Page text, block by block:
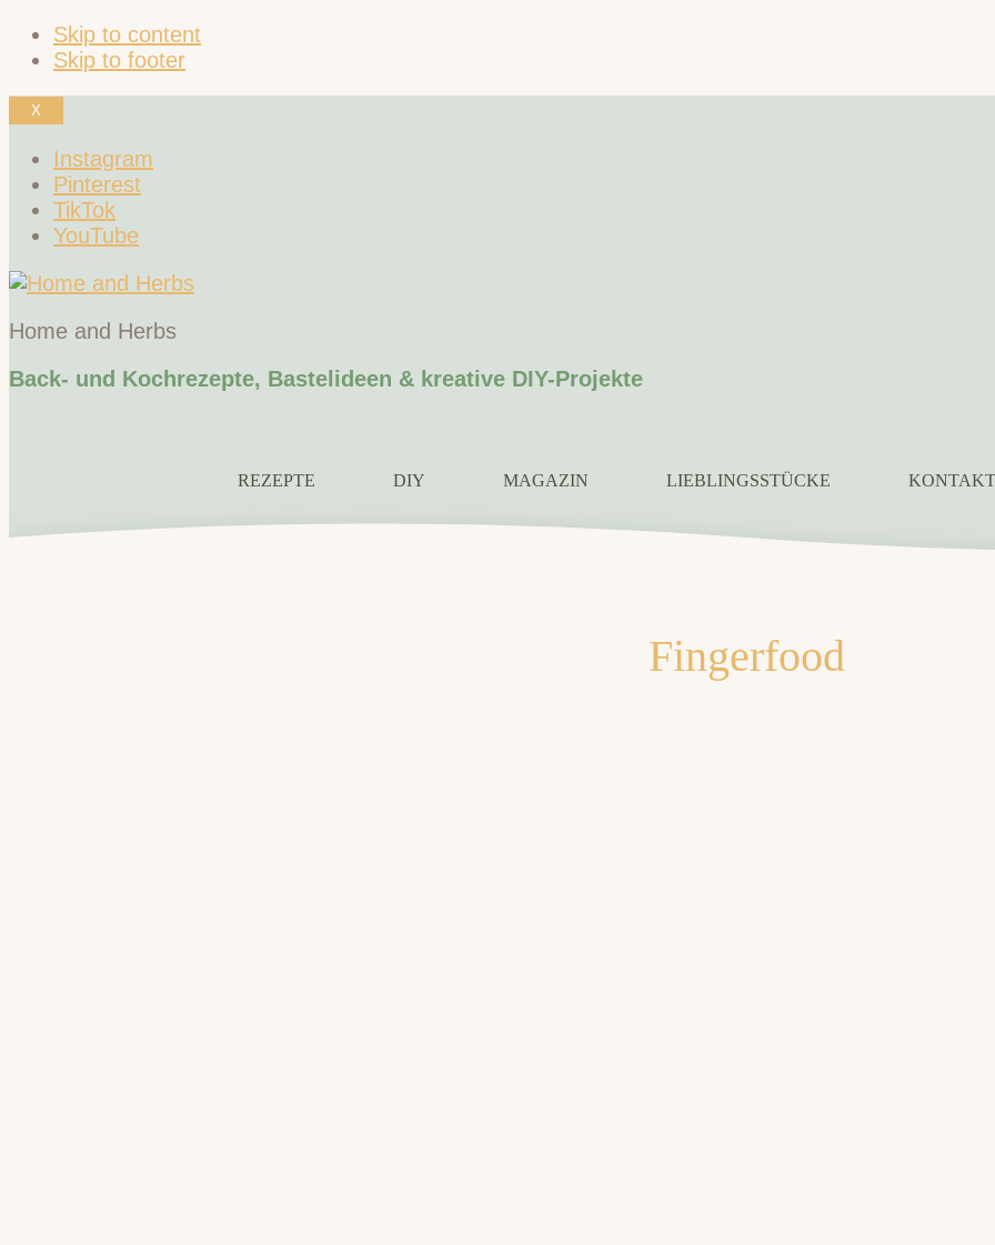
Skip to content
Skip to footer
X
Instagram
Pinterest
TikTok
YouTube
Home and Herbs
Back- und Kochrezepte, Bastelideen & kreative DIY-Projekte
REZEPTE DIY MAGAZIN LIEBLINGSSTÜCKE KONTAKT
Fingerfood